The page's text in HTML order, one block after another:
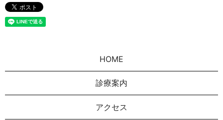
HOME
診療案内
アクセス